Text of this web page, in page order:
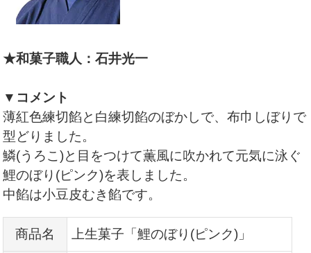
★和菓子職人：石井光一
▼コメント
薄紅色練切餡と白練切餡のぼかしで、布巾しぼりで
型どりました。
鱗(うろこ)と目をつけて薫風に吹かれて元気に泳ぐ
鯉のぼり(ピンク)を表しました。
中餡は小豆皮むき餡です。
商品名 上生菓子「鯉のぼり(ピンク)」